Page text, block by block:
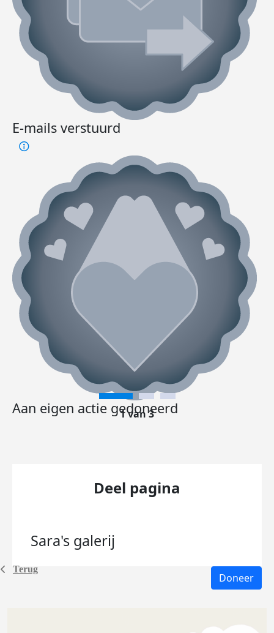
Terug
E-mails verstuurd
Aan eigen actie gedoneerd
1 van 3
Deel pagina
Sara's galerij
Doneer